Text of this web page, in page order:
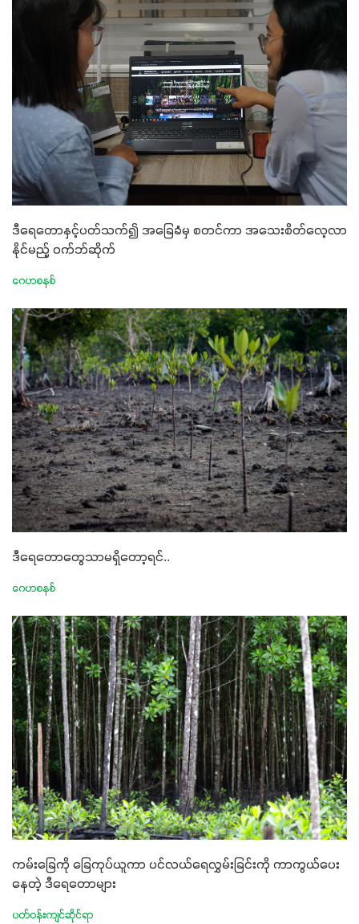
ဒီရေတောနှင့်ပတ်သက်၍ အခြေခံမှ စတင်ကာ အသေးစိတ်လေ့လာ
နိုင်မည့် ဝက်ဘ်ဆိုက်
ဂေဟစနစ်
ဒီရေတောတွေသာမရှိတော့ရင်..
ဂေဟစနစ်
ကမ်းခြေကို ခြေကုပ်ယူကာ ပင်လယ်ရေလွှမ်းခြင်းကို ကာကွယ်ပေး
နေတဲ့ ဒီရေတောများ
ပတ်ဝန်းကျင်ဆိုင်ရာ